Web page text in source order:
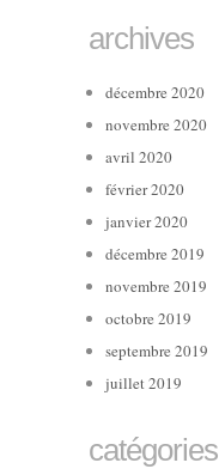
archives
décembre 2020
novembre 2020
avril 2020
février 2020
janvier 2020
décembre 2019
novembre 2019
octobre 2019
septembre 2019
juillet 2019
catégories